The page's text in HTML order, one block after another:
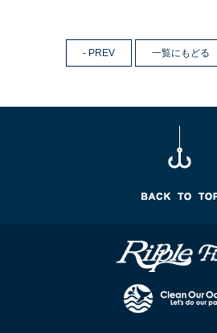
- PREV 一覧にもどる